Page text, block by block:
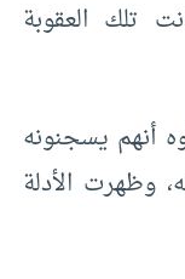
تلك العقوبة
أنهم يسجنونه
وظهرت الأدلة